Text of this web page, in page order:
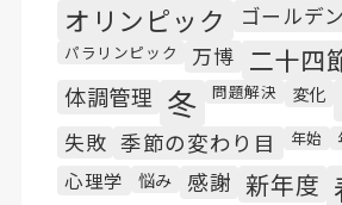
オリンピック ゴールデ
パラリンピック 万博 二十四
体調管理 冬 問題解決 変化
失敗 季節の変わり目 年始
心理学 悩み 感謝 新年度